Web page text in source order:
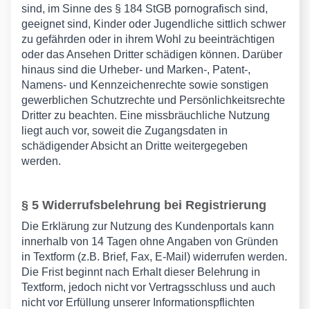
sind, im Sinne des § 184 StGB pornografisch sind,
geeignet sind, Kinder oder Jugendliche sittlich schwer
zu gefährden oder in ihrem Wohl zu beeinträchtigen
oder das Ansehen Dritter schädigen können. Darüber
hinaus sind die Urheber- und Marken-, Patent-,
Namens- und Kennzeichenrechte sowie sonstigen
gewerblichen Schutzrechte und Persönlichkeitsrechte
Dritter zu beachten. Eine missbräuchliche Nutzung
liegt auch vor, soweit die Zugangsdaten in
schädigender Absicht an Dritte weitergegeben
werden.
§ 5 Widerrufsbelehrung bei Registrierung
Die Erklärung zur Nutzung des Kundenportals kann
innerhalb von 14 Tagen ohne Angaben von Gründen
in Textform (z.B. Brief, Fax, E-Mail) widerrufen werden.
Die Frist beginnt nach Erhalt dieser Belehrung in
Textform, jedoch nicht vor Vertragsschluss und auch
nicht vor Erfüllung unserer Informationspflichten